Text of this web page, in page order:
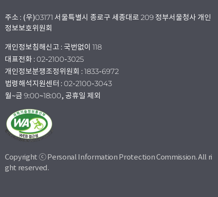
주소 : (우)03171 서울특별시 종로구 세종대로 209 정부서울청사 개인
정보보호위원회
개인정보침해신고 : 국번없이 118
대표전화 : 02-2100-3025
개인정보분쟁조정위원회 : 1833-6972
법령해석지원센터 : 02-2100-3043
월~금 9:00~18:00, 공휴일 제외
Copyright ⓒ Personal Information Protection Commission. All ri
ght reserved.